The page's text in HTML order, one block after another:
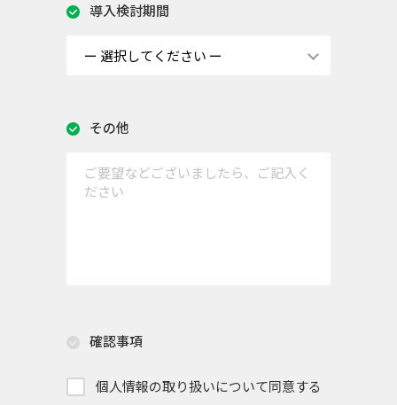
導入検討期間
その他
確認事項
個人情報の取り扱いについて同意する